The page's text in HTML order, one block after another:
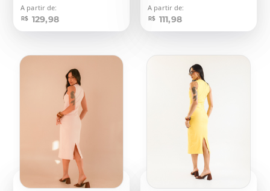
A partir de:
R$ 129,98
A partir de:
R$ 111,98